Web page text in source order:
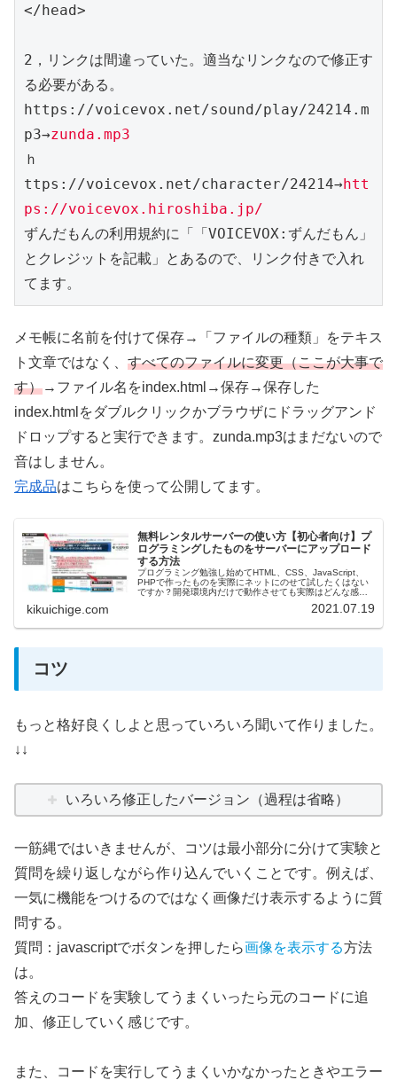
</head>
2，リンクは間違っていた。適当なリンクなので修正す
る必要がある。
https://voicevox.net/sound/play/24214.m
p3→zunda.mp3
ｈ
ttps://voicevox.net/character/24214→htt
ps://voicevox.hiroshiba.jp/
ずんだもんの利用規約に「「VOICEVOX:ずんだもん」
とクレジットを記載」とあるので、リンク付きで入れ
てます。
メモ帳に名前を付けて保存→「ファイルの種類」をテキス
ト文章ではなく、 すべてのファイルに変更（ここが大事で
す）→ファイル名をindex.html→保存→保存した
index.htmlをダブルクリックかブラウザにドラッグアンド
ドロップすると実行できます。zunda.mp3はまだないので
音はしません。
完成品はこちらを使って公開してます。
無料レンタルサーバーの使い方【初心者向け】プ
ログラミングしたものをサーバーにアップロード
する方法
プログラミング勉強し始めてHTML、CSS、JavaScript、
PHPで作ったものを実際にネットにのせて試したくはない
ですか？開発環境内だけで動作させても実際はどんな感じ
kikuichige.com 2021.07.19
コツ
もっと格好良くしよと思っていろいろ聞いて作りました。
↓↓
いろいろ修正したバージョン（過程は省略）
一筋縄ではいきませんが、コツは最小部分に分けて実験と
質問を繰り返しながら作り込んでいくことです。例えば、
一気に機能をつけるのではなく画像だけ表示するように質
問する。
質問：javascriptでボタンを押したら画像を表示する方法
は。
答えのコードを実験してうまくいったら元のコードに追
加、修正していく感じです。
また、コードを実行してうまくいかなかったときやエラー